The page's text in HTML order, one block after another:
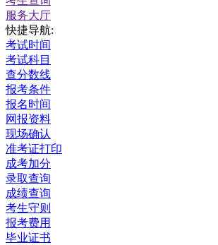
服务大厅
快捷导航:
考试时间
考试科目
查分数线
报考条件
报名时间
网报资料
现场确认
准考证打印
成考加分
录取查询
成绩查询
考生守则
报考费用
毕业证书